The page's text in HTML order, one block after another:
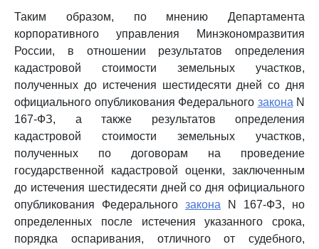
Таким образом, по мнению Департамента
корпоративного управления Минэкономразвития
России, в отношении результатов определения
кадастровой стоимости земельных участков,
полученных до истечения шестидесяти дней со дня
официального опубликования Федерального закона N
167-ФЗ, а также результатов определения
кадастровой стоимости земельных участков,
полученных по договорам на проведение
государственной кадастровой оценки, заключенным
до истечения шестидесяти дней со дня официального
опубликования Федерального закона N 167-ФЗ, но
определенных после истечения указанного срока,
порядка оспаривания, отличного от судебного,